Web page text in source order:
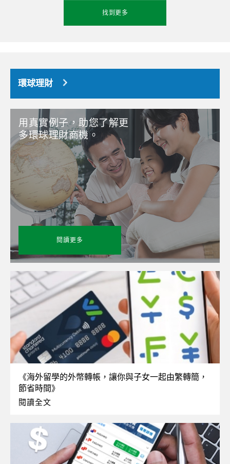
找到更多
環球理財
用真實例子，助您了解更
多環球理財商機。
閱讀更多
《海外留學的外幣轉帳，讓你與子女一起由繁轉簡，
節省時間》
閱讀全文